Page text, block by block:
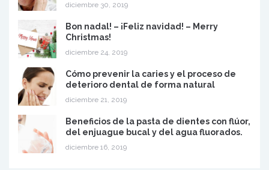
diciembre 30, 2019
Bon nadal! – ¡Feliz navidad! – Merry
Christmas!
diciembre 24, 2019
Cómo prevenir la caries y el proceso de
deterioro dental de forma natural
diciembre 21, 2019
Beneficios de la pasta de dientes con flúor,
del enjuague bucal y del agua fluorados.
diciembre 16, 2019